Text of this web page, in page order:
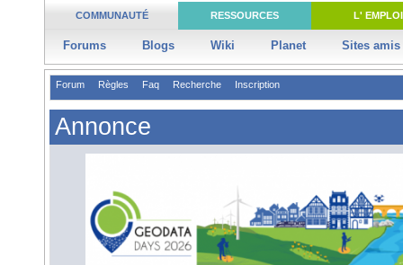
COMMUNAUTÉ RESSOURCES L' EMPLOI
Forums Blogs Wiki Planet Sites amis
Forum Règles Faq Recherche Inscription
Annonce